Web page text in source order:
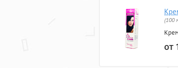
(100
от